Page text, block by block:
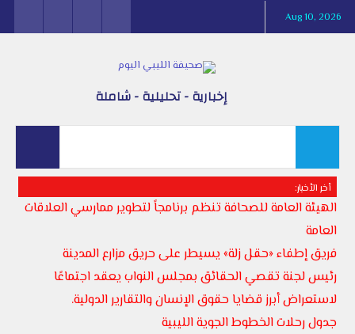
Aug 10, 2026
إخبارية - تحليلية - شاملة
أخر الأخبار:
الهيئة العامة للصحافة تنظم برنامجاً لتطوير ممارسي العلاقات
العامة
فريق إطفاء «حقل زلة» يسيطر على حريق مزارع المدينة
رئيس لجنة تقصي الحقائق بمجلس النواب يعقد اجتماعًا
لاستعراض أبرز قضايا حقوق الإنسان والتقارير الدولية.
جدول رحلات الخطوط الجوية الليبية